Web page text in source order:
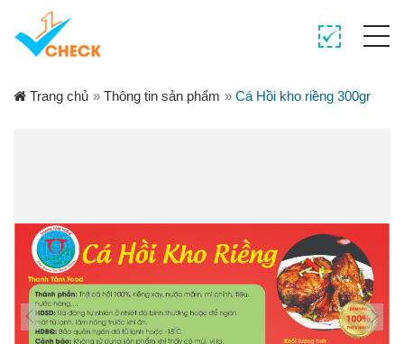
Trang chủ » Thông tin sản phẩm » Cá Hồi kho riềng 300gr